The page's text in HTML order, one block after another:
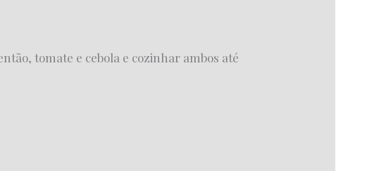
tomate e cebola e cozinhar ambos até